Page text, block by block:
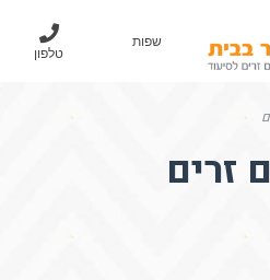
שפות
טלפון
זרים